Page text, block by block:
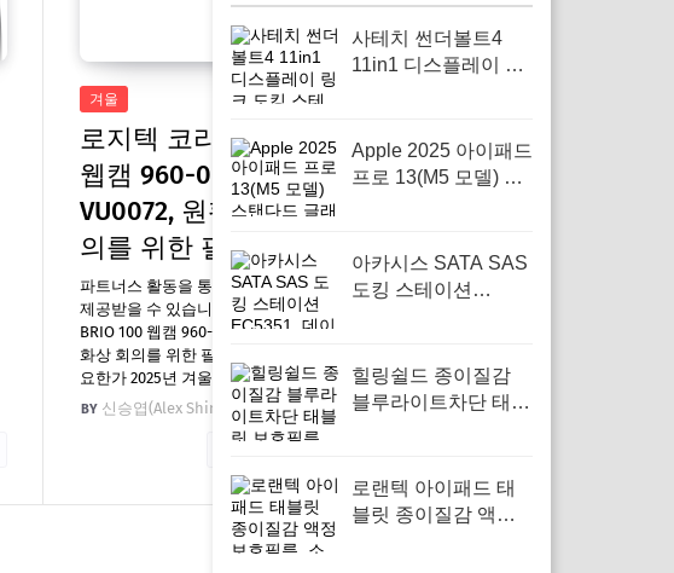
겨울
로지텍 코리아 BRIO 100
웹캠 960-001587
VU0072, 원활한 화상 회
의를 위한 필수 아이템
파트너스 활동을 통해 일정액의 수수료를
제공받을 수 있습니다. 로지텍 코리아
BRIO 100 웹캠 960-001587 VU0072, 원활한
화상 회의를 위한 필수 아이템 요즘 왜 필
요한가 2025년 겨울이 다…
신승엽(Alex Shin)
12월 24, 2025
사테치 썬더볼트4
11in1 디스플레이 링
위한 필수 아이템
Apple 2025 아이패드
프로 13(M5 모델) 스
위한 완벽한 동반자
아카시스 SATA SAS
도킹 스테이션
하는 필수 아이템
힐링쉴드 종이질감
블루라이트차단 태블
키는 데 필수인가
로랜텍 아이패드 태
블릿 종이질감 액정